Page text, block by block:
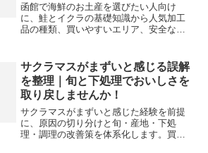
函館で海鮮のお土産を選びたい人向け
に、鮭とイクラの基礎知識から人気加工
品の種類、買いやすいエリア、安全な持
産を鮭中心で選ぶコツが分かれば、自宅
でも旅の余韻をじっくり楽しめます。
サクラマスがまずいと感じる誤解
を整理｜旬と下処理でおいしさを
取り戻しませんか！
サクラマスがまずいと感じた経験を前提
に、原因の切り分けと旬・産地・下処
理・調理の改善策を体系化します。買い